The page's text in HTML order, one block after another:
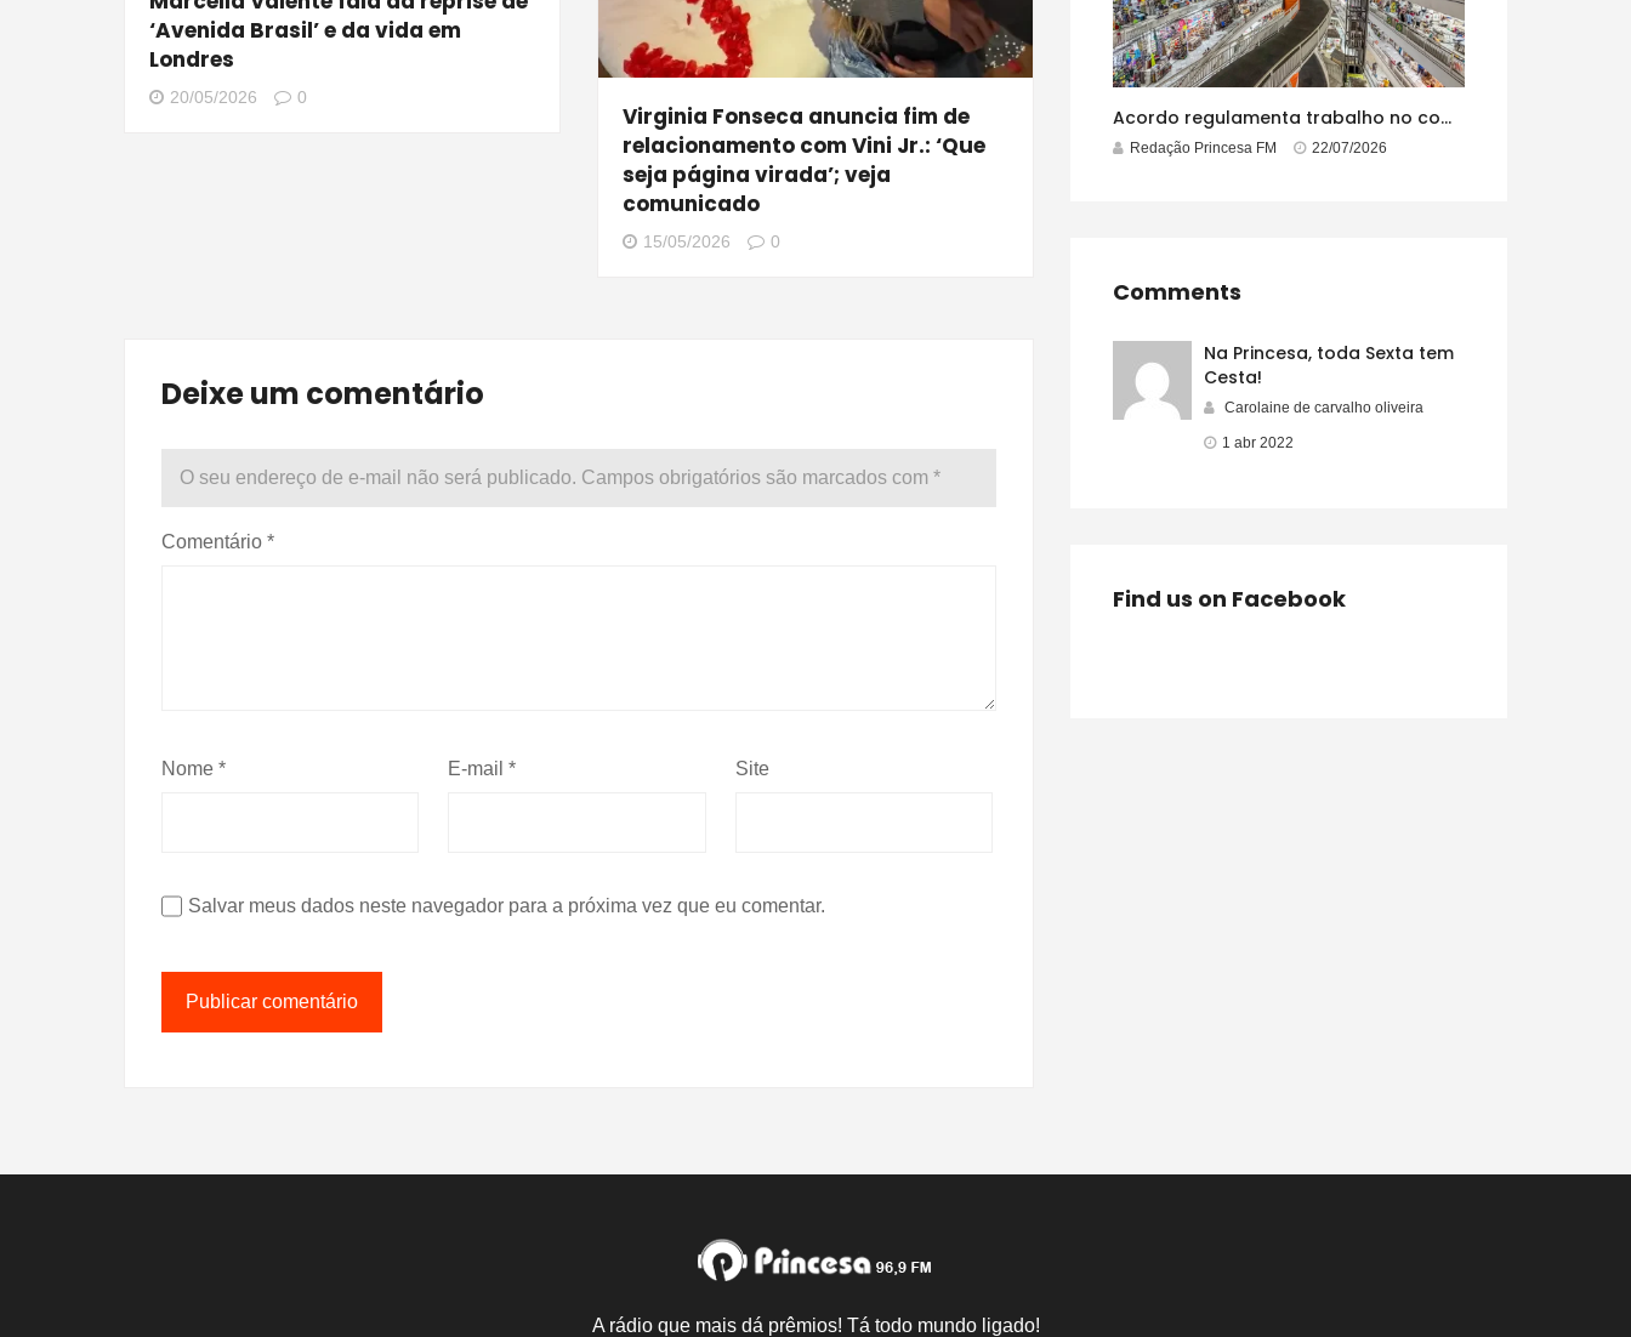
‘Avenida Brasil’ e da vida em
Londres
20/05/2026 0
Virginia Fonseca anuncia fim de
relacionamento com Vini Jr.: ‘Que
seja página virada’; veja
comunicado
15/05/2026 0
Deixe um comentário
O seu endereço de e-mail não será publicado. Campos obrigatórios são marcados com *
Comentário *
Nome * E-mail* Site
Salvar meus dados neste navegador para a próxima vez que eu comentar.
Acordo regulamenta trabalho no comércio em feriados
Redação Princesa FM 22/07/2026
Comments
Na Princesa, toda Sexta tem
Cesta!
Carolaine de carvalho oliveira
1 abr 2022
Find us on Facebook
A rádio que mais dá prêmios! Tá todo mundo ligado!